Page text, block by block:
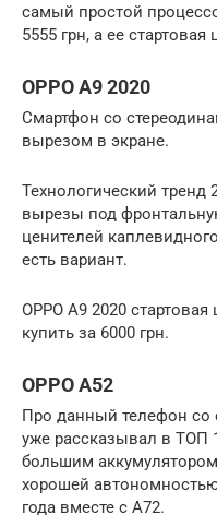
самый простой
5555 грн, а ее
OPPO A9 2020
Смартфон со
вырезом в экране.
Технологический
вырезы под
ценителей
есть вариант.
OPPO A9 2020
купить за 6000 грн.
OPPO A52
Про данный телефон со
уже рассказывал в ТОП
большим
хорошей
года вместе с А72.